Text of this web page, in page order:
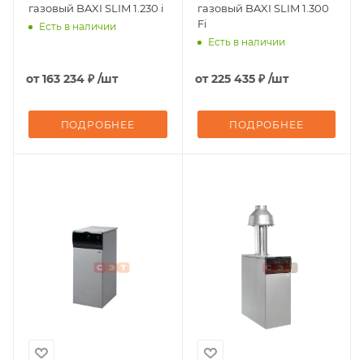
газовый BAXI SLIM 1.230 i
Есть в наличии
от163 234 ₽ /шт
ПОДРОБНЕЕ
газовый BAXI SLIM 1.300
Fi
Есть в наличии
от225 435 ₽ /шт
ПОДРОБНЕЕ